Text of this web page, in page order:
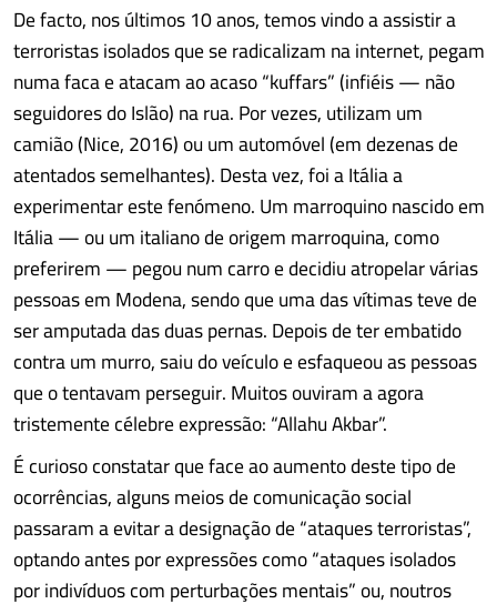
De facto, nos últimos 10 anos, temos vindo a assistir a
terroristas isolados que se radicalizam na internet, pegam
numa faca e atacam ao acaso “kuffars” (infiéis — não
seguidores do Islão) na rua. Por vezes, utilizam um
camião (Nice, 2016) ou um automóvel (em dezenas de
atentados semelhantes). Desta vez, foi a Itália a
experimentar este fenómeno. Um marroquino nascido em
Itália — ou um italiano de origem marroquina, como
preferirem — pegou num carro e decidiu atropelar várias
pessoas em Modena, sendo que uma das vítimas teve de
ser amputada das duas pernas. Depois de ter embatido
contra um murro, saiu do veículo e esfaqueou as pessoas
que o tentavam perseguir. Muitos ouviram a agora
tristemente célebre expressão: “Allahu Akbar”.
É curioso constatar que face ao aumento deste tipo de
ocorrências, alguns meios de comunicação social
passaram a evitar a designação de “ataques terroristas”,
optando antes por expressões como “ataques isolados
por indivíduos com perturbações mentais” ou, noutros